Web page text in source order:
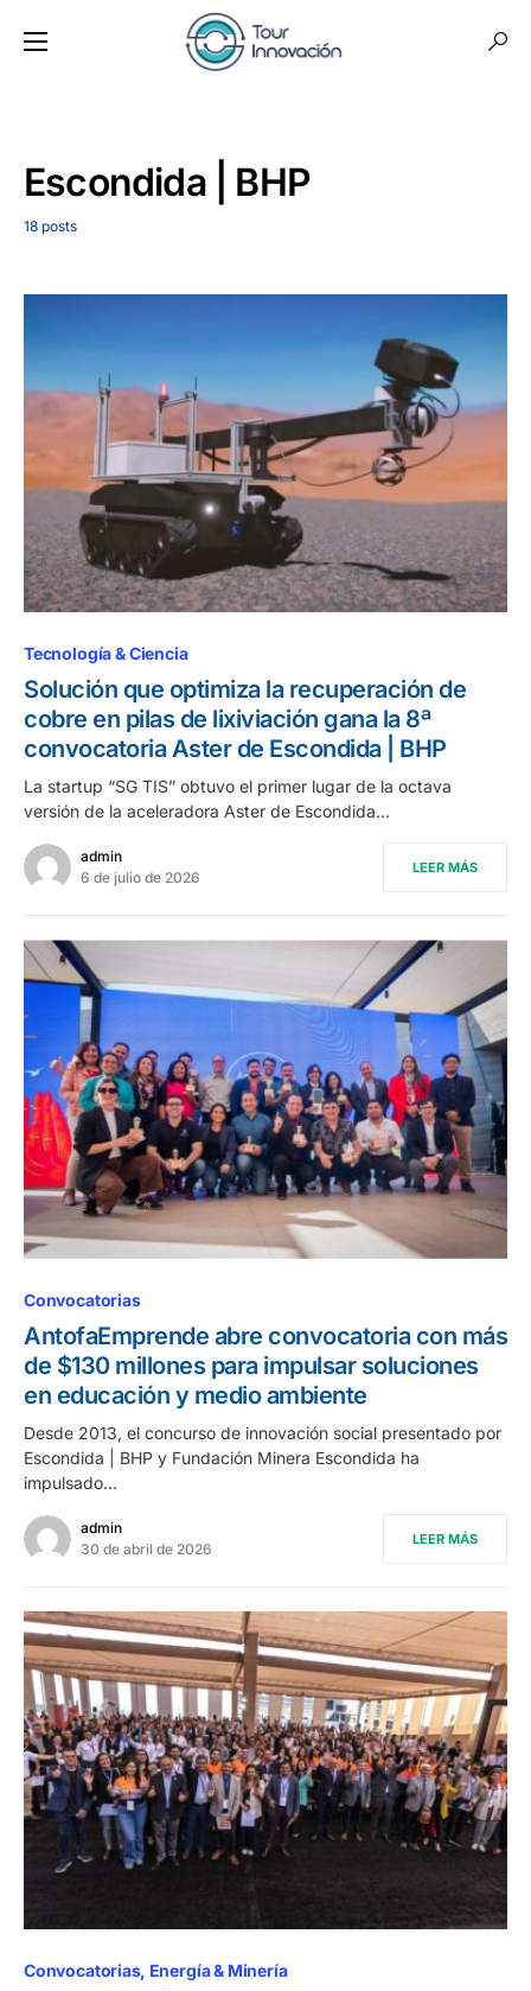
Escondida | BHP
18 posts
Tecnología & Ciencia
Solución que optimiza la recuperación de
cobre en pilas de lixiviación gana la 8ª
convocatoria Aster de Escondida | BHP
La startup “SG TIS” obtuvo el primer lugar de la octava
versión de la aceleradora Aster de Escondida…
admin
6 de julio de 2026
LEER MÁS
Convocatorias
AntofaEmprende abre convocatoria con más
de $130 millones para impulsar soluciones
en educación y medio ambiente
Desde 2013, el concurso de innovación social presentado por
Escondida | BHP y Fundación Minera Escondida ha
impulsado…
admin
30 de abril de 2026
LEER MÁS
Convocatorias Energía & Minería